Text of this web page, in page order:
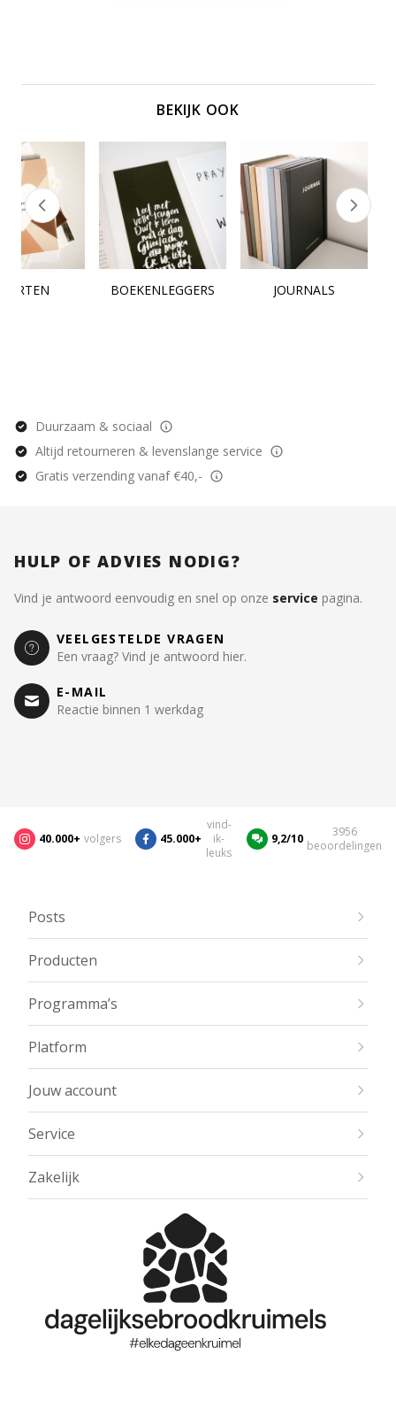
BEKIJK OOK
BOEKENLEGGERS JOURNALS
Duurzaam & sociaal
Altijd retourneren & levenslange service
Gratis verzending vanaf €40,-
HULP OF ADVIES NODIG?
Vind je antwoord eenvoudig en snel op onze service pagina.
VEELGESTELDE VRAGEN
Een vraag? Vind je antwoord hier.
E-MAIL
Reactie binnen 1 werkdag
40.000+ volgers 45.000+
vind-
ik-
leuks
9,2/10
3956
beoordelingen
Posts
Producten
Programma’s
Platform
Jouw account
Service
Zakelijk